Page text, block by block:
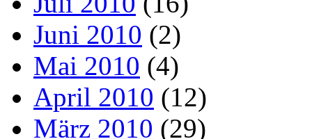
Juni 2010 (2)
Mai 2010 (4)
April 2010 (12)
März 2010 (29)